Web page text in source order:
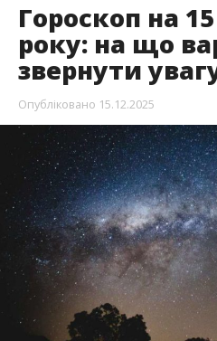
Гороскоп на
року: на що
звернути
Опубліковано 15.12.2025